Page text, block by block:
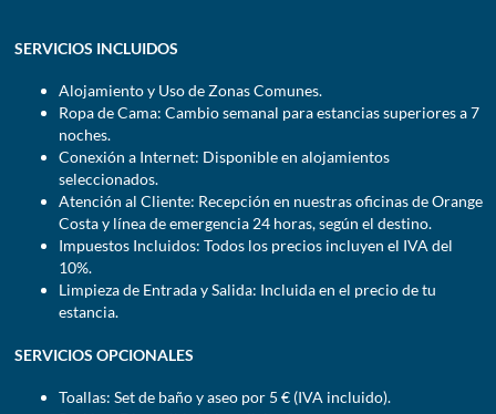
SERVICIOS INCLUIDOS
Alojamiento y Uso de Zonas Comunes.
Ropa de Cama: Cambio semanal para estancias superiores a 7
noches.
Conexión a Internet: Disponible en alojamientos
seleccionados.
Atención al Cliente: Recepción en nuestras oficinas de Orange
Costa y línea de emergencia 24 horas, según el destino.
Impuestos Incluidos: Todos los precios incluyen el IVA del
10%.
Limpieza de Entrada y Salida: Incluida en el precio de tu
estancia.
SERVICIOS OPCIONALES
Toallas: Set de baño y aseo por 5 € (IVA incluido).